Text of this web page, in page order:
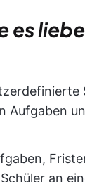
es
Aufgaben
an